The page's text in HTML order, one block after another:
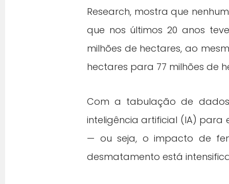
Research, mostra que
que nos últimos 20 anos
milhões de hectares, ao
hectares para 77 milhões de
Com a tabulação de
inteligência artificial (IA)
— ou seja, o impacto de
desmatamento está